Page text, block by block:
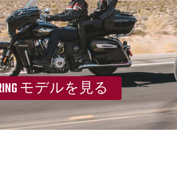
モデルを見る